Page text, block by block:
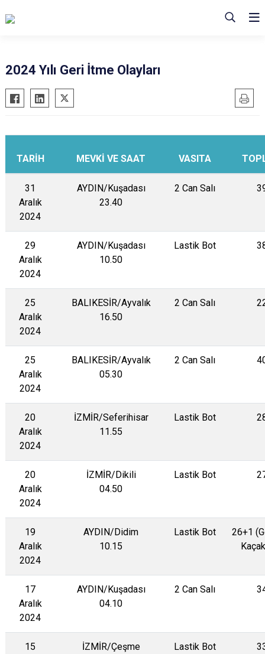
2024 Yılı Geri İtme Olayları
TARİH MEVKİ VE SAAT VASITA
31
Aralık
2024
AYDIN/Kuşadası
23.40
2 Can Salı
29
Aralık
2024
AYDIN/Kuşadası
10.50
Lastik Bot
25
Aralık
2024
BALIKESİR/Ayvalık
16.50
2 Can Salı
25
Aralık
2024
BALIKESİR/Ayvalık
05.30
2 Can Salı
20
Aralık
2024
İZMİR/Seferihisar
11.55
Lastik Bot
20
Aralık
2024
İZMİR/Dikili
04.50
Lastik Bot
19
Aralık
2024
AYDIN/Didim
10.15
Lastik Bot
26+1
17
Aralık
2024
AYDIN/Kuşadası
04.10
2 Can Salı
15
İZMİR/Çeşme
Lastik Bot